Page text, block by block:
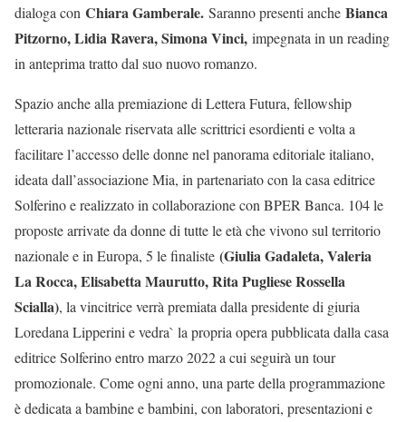
dialoga con Chiara Gamberale. Saranno presenti anche Bianca
Pitzorno, Lidia Ravera, Simona Vinci, impegnata in un reading
in anteprima tratto dal suo nuovo romanzo.
Spazio anche alla premiazione di Lettera Futura, fellowship
letteraria nazionale riservata alle scrittrici esordienti e volta a
facilitare l’accesso delle donne nel panorama editoriale italiano,
ideata dall’associazione Mia, in partenariato con la casa editrice
Solferino e realizzato in collaborazione con BPER Banca. 104 le
proposte arrivate da donne di tutte le età che vivono sul territorio
nazionale e in Europa, 5 le finaliste (Giulia Gadaleta, Valeria
La Rocca, Elisabetta Maurutto, Rita Pugliese Rossella
Scialla), la vincitrice verrà premiata dalla presidente di giuria
Loredana Lipperini e vedra` la propria opera pubblicata dalla casa
editrice Solferino entro marzo 2022 a cui seguirà un tour
promozionale. Come ogni anno, una parte della programmazione
è dedicata a bambine e bambini, con laboratori, presentazioni e